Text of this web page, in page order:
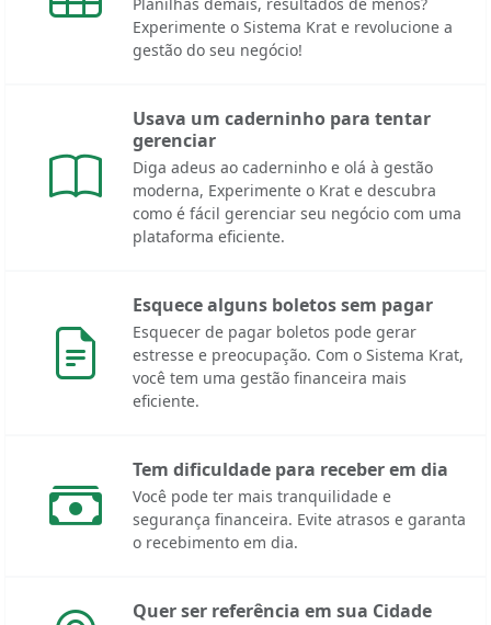
Experimente o Sistema Krat e revolucione a
gestão do seu negócio!
Usava um caderninho para tentar
gerenciar
Diga adeus ao caderninho e olá à gestão
moderna, Experimente o Krat e descubra
como é fácil gerenciar seu negócio com uma
plataforma eficiente.
Esquece alguns boletos sem pagar
Esquecer de pagar boletos pode gerar
estresse e preocupação. Com o Sistema Krat,
você tem uma gestão financeira mais
eficiente.
Tem dificuldade para receber em dia
Você pode ter mais tranquilidade e
segurança financeira. Evite atrasos e garanta
o recebimento em dia.
Quer ser referência em sua Cidade